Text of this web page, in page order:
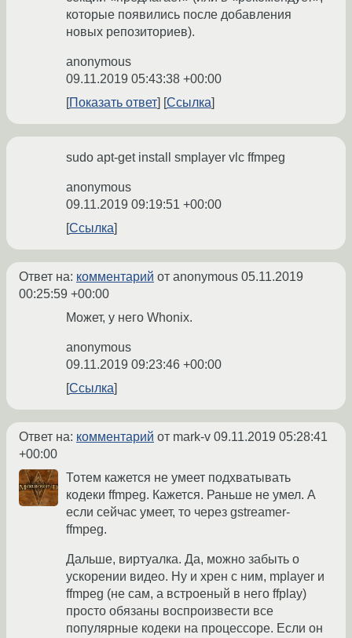
которые появились после добавления
новых репозиториев).
anonymous
09.11.2019 05:43:38 +00:00
Показать ответ
Ссылка
sudo apt-get install smplayer vlc ffmpeg
anonymous
09.11.2019 09:19:51 +00:00
Ссылка
Ответ на: комментарий от anonymous 05.11.2019
00:25:59 +00:00
Может, у него Whonix.
anonymous
09.11.2019 09:23:46 +00:00
Ссылка
Ответ на: комментарий от mark-v 09.11.2019 05:28:41
+00:00
Тотем кажется не умеет подхватывать
кодеки ffmpeg. Кажется. Раньше не умел. А
если сейчас умеет, то через gstreamer-
ffmpeg.
Дальше, виртуалка. Да, можно забыть о
ускорении видео. Ну и хрен с ним, mplayer и
ffmpeg (не сам, а встроеный в него ffplay)
просто обязаны воспроизвести все
популярные кодеки на процессоре. Если он